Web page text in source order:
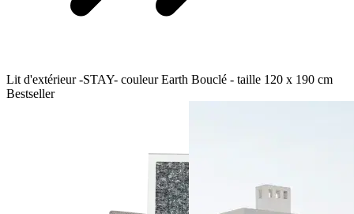
Lit d'extérieur -STAY- couleur Earth Bouclé - taille 120 x 190 cm
Bestseller